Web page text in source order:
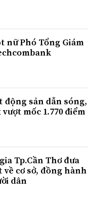
nữ Phó Tổng Giám
động sản dẫn sóng,
mốc 1.770 điểm
Tp.Cần Thơ đưa
cơ sở, đồng hành
dân